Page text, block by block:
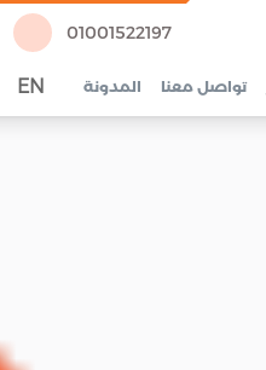
01001522197
تواصل معنا المدونة EN